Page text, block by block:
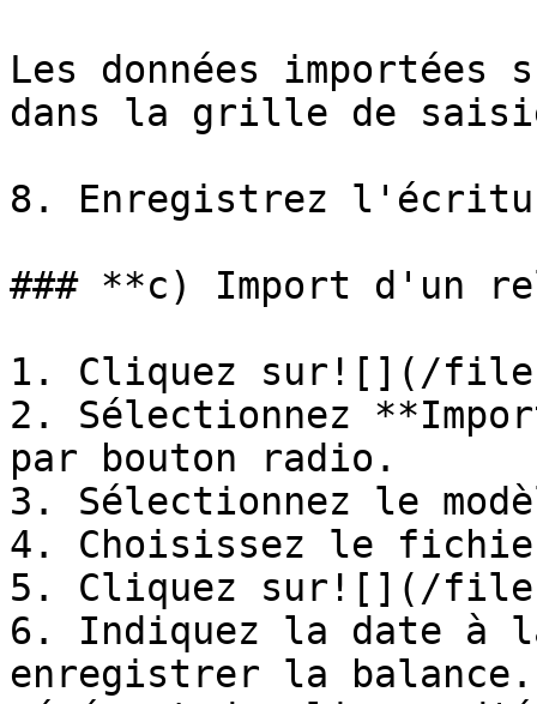
Les données importées
dans la grille de
8. Enregistrez
### **c) Import d'un
1. Cliquez sur![](/files/
2. Sélectionnez
par bouton radio.
3. Sélectionnez le
4. Choisissez le
5. Cliquez sur![](/files/
6. Indiquez la date à
enregistrer la